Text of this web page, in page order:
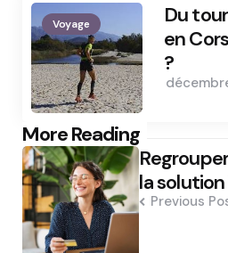
Voyage
Du
en
?
More Reading
Post
navigation la
Previous